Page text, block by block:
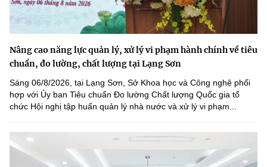
Nâng cao năng lực quản lý, xử lý vi phạm hành chính về tiêu
chuẩn, đo lường, chất lượng tại Lạng Sơn
Sáng 06/8/2026, tại Lạng Sơn, Sở Khoa học và Công nghệ phối
hợp với Ủy ban Tiêu chuẩn Đo lường Chất lượng Quốc gia tổ
chức Hội nghị tập huấn quản lý nhà nước và xử lý vi phạm...